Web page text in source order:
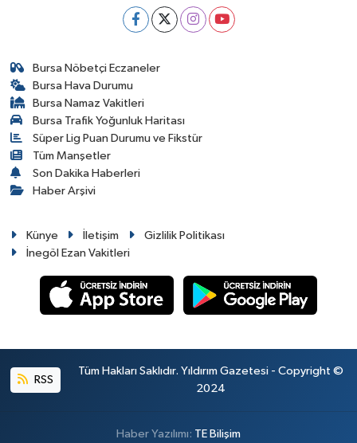
Bursa Nöbetçi Eczaneler
Bursa Hava Durumu
Bursa Namaz Vakitleri
Bursa Trafik Yoğunluk Haritası
Süper Lig Puan Durumu ve Fikstür
Tüm Manşetler
Son Dakika Haberleri
Haber Arşivi
Künye İletişim
Gizlilik Politikası
İnegöl Ezan Vakitleri
RSS
Tüm Hakları Saklıdır. Yıldırım Gazetesi - Copyright ©
2024
Haber Yazılımı: TE Bilişim